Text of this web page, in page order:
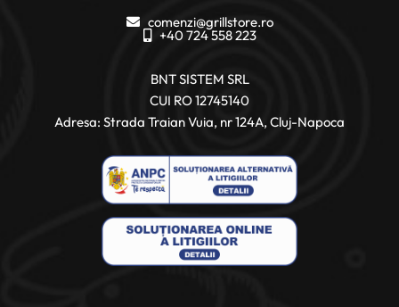
comenzi@grillstore.ro
+40 724 558 223
BNT SISTEM SRL
CUI RO 12745140
Adresa: Strada Traian Vuia, nr 124A, Cluj-Napoca